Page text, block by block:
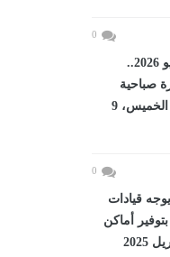
0
طقس الخميس 9 يوليو 2026..
صباحية
والأرصاد تكشف درجات...اليوم الخميس، 9
0
قيادات
أماكن
في رحلات...اليوم الأربعاء، 2 أبريل 2025